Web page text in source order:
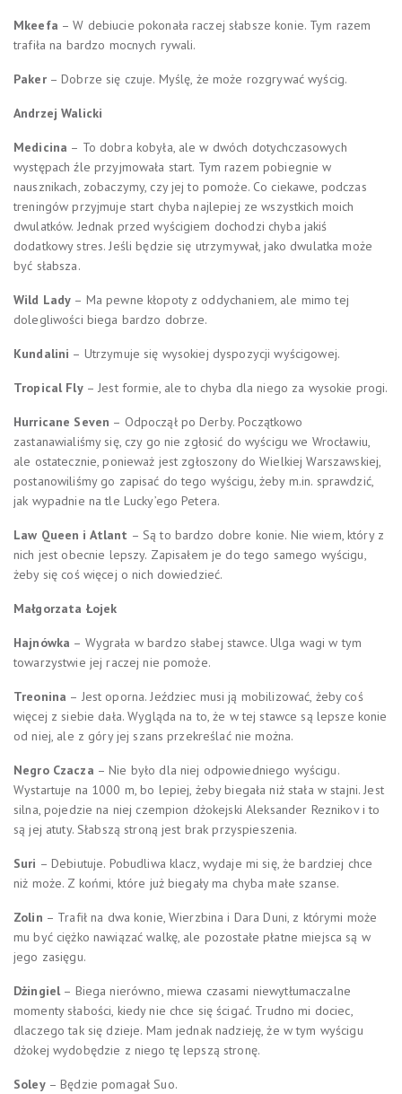
Mkeefa – W debiucie pokonała raczej słabsze konie. Tym razem
trafiła na bardzo mocnych rywali.
Paker– Dobrze się czuje. Myślę, że może rozgrywać wyścig.
Andrzej Walicki
Medicina – To dobra kobyła, ale w dwóch dotychczasowych
występach źle przyjmowała start. Tym razem pobiegnie w
nausznikach, zobaczymy, czy jej to pomoże. Co ciekawe, podczas
treningów przyjmuje start chyba najlepiej ze wszystkich moich
dwulatków. Jednak przed wyścigiem dochodzi chyba jakiś
dodatkowy stres. Jeśli będzie się utrzymywał, jako dwulatka może
być słabsza.
Wild Lady – Ma pewne kłopoty z oddychaniem, ale mimo tej
dolegliwości biega bardzo dobrze.
Kundalini – Utrzymuje się wysokiej dyspozycji wyścigowej.
Tropical Fly– Jest formie, ale to chyba dla niego za wysokie progi.
Hurricane Seven – Odpoczął po Derby. Początkowo
zastanawialiśmy się, czy go nie zgłosić do wyścigu we Wrocławiu,
ale ostatecznie, ponieważ jest zgłoszony do Wielkiej Warszawskiej,
postanowiliśmy go zapisać do tego wyścigu, żeby m.in. sprawdzić,
jak wypadnie na tle Lucky’ego Petera.
Law Queen i Atlant – Są to bardzo dobre konie. Nie wiem, który z
nich jest obecnie lepszy. Zapisałem je do tego samego wyścigu,
żeby się coś więcej o nich dowiedzieć.
Małgorzata Łojek
Hajnówka – Wygrała w bardzo słabej stawce. Ulga wagi w tym
towarzystwie jej raczej nie pomoże.
Treonina – Jest oporna. Jeździec musi ją mobilizować, żeby coś
więcej z siebie dała. Wygląda na to, że w tej stawce są lepsze konie
od niej, ale z góry jej szans przekreślać nie można.
Negro Czacza – Nie było dla niej odpowiedniego wyścigu.
Wystartuje na 1000 m, bo lepiej, żeby biegała niż stała w stajni. Jest
silna, pojedzie na niej czempion dżokejski Aleksander Reznikov i to
są jej atuty. Słabszą stroną jest brak przyspieszenia.
Suri – Debiutuje. Pobudliwa klacz, wydaje mi się, że bardziej chce
niż może. Z końmi, które już biegały ma chyba małe szanse.
Zolin – Trafił na dwa konie, Wierzbina i Dara Duni, z którymi może
mu być ciężko nawiązać walkę, ale pozostałe płatne miejsca są w
jego zasięgu.
Dżingiel – Biega nierówno, miewa czasami niewytłumaczalne
momenty słabości, kiedy nie chce się ścigać. Trudno mi dociec,
dlaczego tak się dzieje. Mam jednak nadzieję, że w tym wyścigu
dżokej wydobędzie z niego tę lepszą stronę.
Soley– Będzie pomagał Suo.